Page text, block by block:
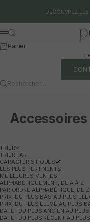
DÉCOUVREZ
Menu
Rechercher
Panier
Rechercher…
TRIER
TRIER PAR
CARACTÉRISTIQUES
LES PLUS PERTINENTS
MEILLEURES VENTES
ALPHABÉTIQUEMENT, DE A À Z
PAR ORDRE ALPHABÉTIQUE, DE
PRIX, DU PLUS BAS AU PLUS
PRIX, DU PLUS ÉLEVÉ AU PLUS
DATE : DU PLUS ANCIEN AU PLUS
DATE : DU PLUS RÉCENT AU